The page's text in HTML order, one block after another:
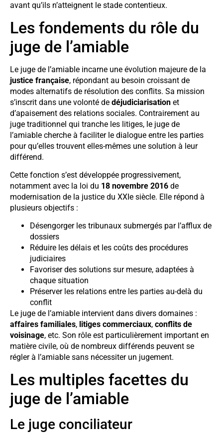
avant qu’ils n’atteignent le stade contentieux.
Les fondements du rôle du
juge de l’amiable
Le juge de l’amiable incarne une évolution majeure de la
justice française, répondant au besoin croissant de
modes alternatifs de résolution des conflits. Sa mission
s’inscrit dans une volonté de déjudiciarisation et
d’apaisement des relations sociales. Contrairement au
juge traditionnel qui tranche les litiges, le juge de
l’amiable cherche à faciliter le dialogue entre les parties
pour qu’elles trouvent elles-mêmes une solution à leur
différend.
Cette fonction s’est développée progressivement,
notamment avec la loi du 18 novembre 2016 de
modernisation de la justice du XXIe siècle. Elle répond à
plusieurs objectifs :
Désengorger les tribunaux submergés par l’afflux de
dossiers
Réduire les délais et les coûts des procédures
judiciaires
Favoriser des solutions sur mesure, adaptées à
chaque situation
Préserver les relations entre les parties au-delà du
conflit
Le juge de l’amiable intervient dans divers domaines :
affaires familiales, litiges commerciaux, conflits de
voisinage, etc. Son rôle est particulièrement important en
matière civile, où de nombreux différends peuvent se
régler à l’amiable sans nécessiter un jugement.
Les multiples facettes du
juge de l’amiable
Le juge conciliateur